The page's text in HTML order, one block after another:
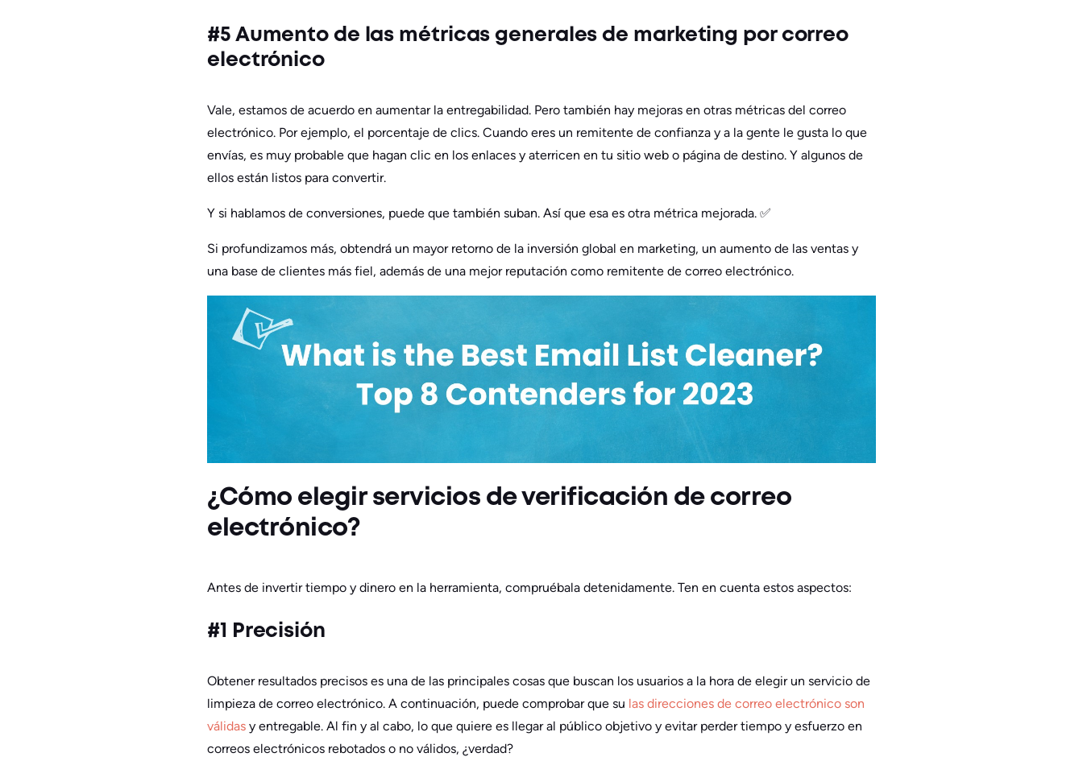
#5 Aumento de las métricas generales de marketing por correo
electrónico
Vale, estamos de acuerdo en aumentar la entregabilidad. Pero también hay mejoras en otras métricas del correo
electrónico. Por ejemplo, el porcentaje de clics. Cuando eres un remitente de confianza y a la gente le gusta lo que
envías, es muy probable que hagan clic en los enlaces y aterricen en tu sitio web o página de destino. Y algunos de
ellos están listos para convertir.
Y si hablamos de conversiones, puede que también suban. Así que esa es otra métrica mejorada. ✅
Si profundizamos más, obtendrá un mayor retorno de la inversión global en marketing, un aumento de las ventas y
una base de clientes más fiel, además de una mejor reputación como remitente de correo electrónico.
¿Cómo elegir servicios de verificación de correo
electrónico?
Antes de invertir tiempo y dinero en la herramienta, compruébala detenidamente. Ten en cuenta estos aspectos:
#1 Precisión
Obtener resultados precisos es una de las principales cosas que buscan los usuarios a la hora de elegir un servicio de
limpieza de correo electrónico. A continuación, puede comprobar que su las direcciones de correo electrónico son
válidas y entregable. Al fin y al cabo, lo que quiere es llegar al público objetivo y evitar perder tiempo y esfuerzo en
correos electrónicos rebotados o no válidos, ¿verdad?